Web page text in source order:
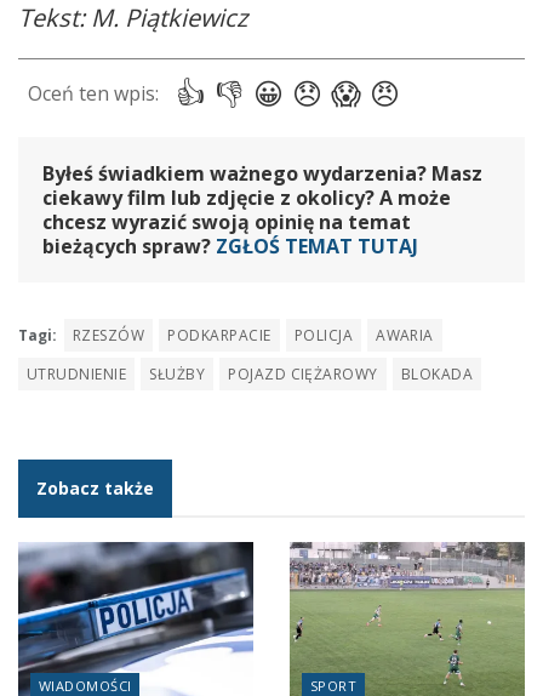
Tekst: M. Piątkiewicz
Byłeś świadkiem ważnego wydarzenia? Masz
ciekawy film lub zdjęcie z okolicy? A może
chcesz wyrazić swoją opinię na temat
bieżących spraw? ZGŁOŚ TEMAT TUTAJ
Tagi: RZESZÓW PODKARPACIE POLICJA
AWARIA
UTRUDNIENIE
SŁUŻBY POJAZD CIĘŻAROWY BLOKADA
Zobacz także
WIADOMOŚCI SPORT